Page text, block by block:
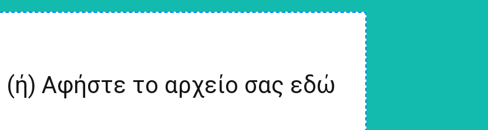
(ή) Αφήστε το αρχείο σας εδώ